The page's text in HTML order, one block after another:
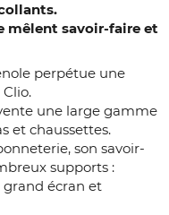
mêlent savoir-faire et
perpétue une
une large gamme
et chaussettes.
son savoir-
supports :
grand écran et